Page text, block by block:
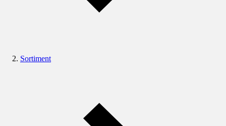
Sortiment